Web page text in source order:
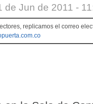
de Jun de 2011 -
replicamos el correo